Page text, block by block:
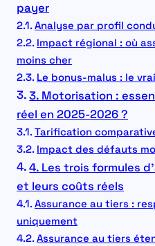
payer
Analyse par profil
Impact régional : où
moins cher
Le bonus-malus : le
3. Motorisation :
réel en 2025-2026 ?
Tarification
Impact des défauts
4. Les trois formules
et leurs coûts réels
Assurance au tiers :
uniquement
Assurance au tiers